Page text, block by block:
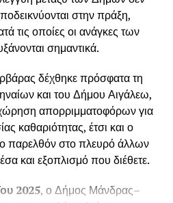
στην πράξη,
τις οποίες οι ανάγκες των
σημαντικά.
δέχθηκε πρόσφατα τη
και του Δήμου Αιγάλεω,
απορριμματοφόρων για
καθαριότητας, έτσι και ο
παρελθόν στο πλευρό άλλων
και εξοπλισμό που διέθετε.
2025, ο Δήμος Μάνδρας–